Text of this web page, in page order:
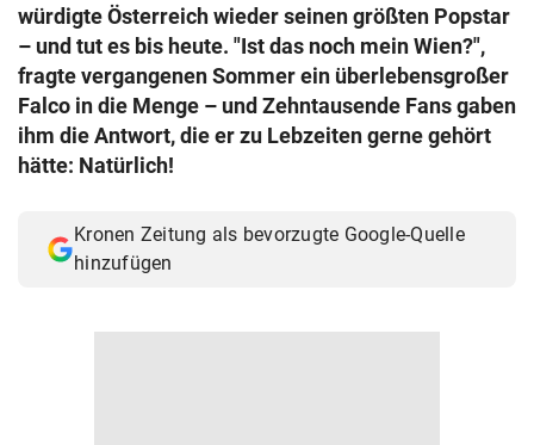
© Krone Multimedia GmbH & Co KG 2026
Muthgasse 2, 1190 Wien
würdigte Österreich wieder seinen größten Popstar
– und tut es bis heute. "Ist das noch mein Wien?",
fragte vergangenen Sommer ein überlebensgroßer
Falco in die Menge – und Zehntausende Fans gaben
ihm die Antwort, die er zu Lebzeiten gerne gehört
hätte: Natürlich!
Kronen Zeitung als bevorzugte Google-Quelle
hinzufügen